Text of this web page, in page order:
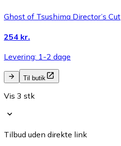
Ghost of Tsushima Director’s Cut
254 kr.
Levering: 1-2 dage
Til butik
Vis 3 stk
Tilbud uden direkte link